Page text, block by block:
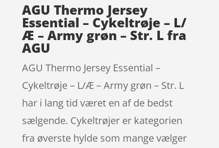
AGU Thermo Jersey
Essential – Cykeltrøje – L/
Æ – Army grøn – Str. L fra
AGU
AGU Thermo Jersey Essential –
Cykeltrøje – L/Æ – Army grøn – Str. L
har i lang tid været en af de bedst
sælgende. Cykeltrøjer er kategorien
fra øverste hylde som mange vælger